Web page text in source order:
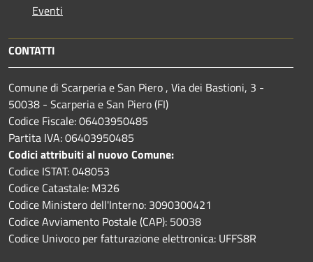
Eventi
CONTATTI
Comune di Scarperia e San Piero , Via dei Bastioni, 3 -
50038 - Scarperia e San Piero (FI)
Codice Fiscale: 06403950485
Partita IVA: 06403950485
Codici attribuiti al nuovo Comune:
Codice ISTAT: 048053
Codice Catastale: M326
Codice Ministero dell'Interno: 3090300421
Codice Avviamento Postale (CAP): 50038
Codice Univoco per fatturazione elettronica: UFFS8R